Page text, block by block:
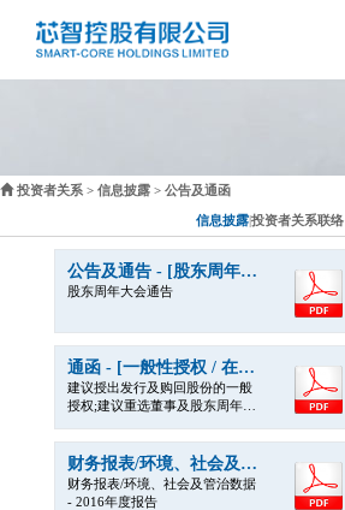
投资者关系 > 信息披露 > 公告及通函
信息披露|投资者关系联络
公告及通告 - [股东周年大会通告]
股东周年大会通告
通函 - [一般性授权 / 在股东批准的情况下重选或委任董事 / 回购股份的说明函件 / 其他]
建议授出发行及购回股份的一般
授权;建议重选董事及股东周年大
财务报表/环境、社会及管治数据 - [年报]
财务报表/环境、社会及管治数据
- 2016年度报告